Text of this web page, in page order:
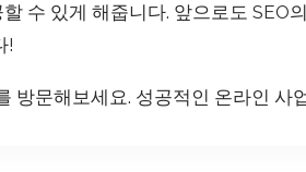
수 있게 해줍니다. 앞으로도 SEO
!
방문해보세요. 성공적인 온라인 사